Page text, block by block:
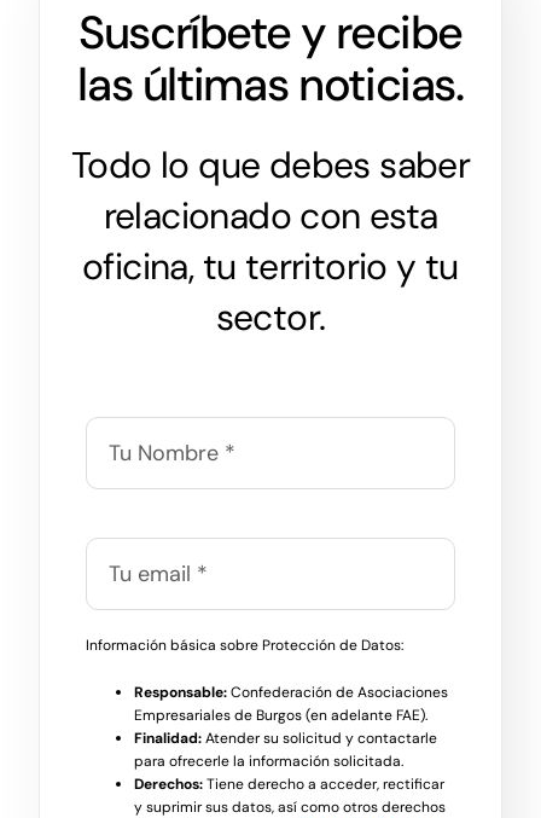
Suscríbete y recibe
las últimas noticias.
Todo lo que debes saber
relacionado con esta
oficina, tu territorio y tu
sector.
Información básica sobre Protección de Datos:
Responsable:Confederación de Asociaciones
Empresariales de Burgos (en adelante FAE).
Finalidad:Atender su solicitud y contactarle
para ofrecerle la información solicitada.
Derechos:Tiene derecho a acceder, rectificar
y suprimir sus datos, así como otros derechos